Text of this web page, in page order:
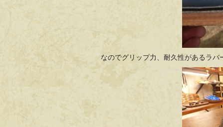
なのでグリップ力、耐久性があるラバ